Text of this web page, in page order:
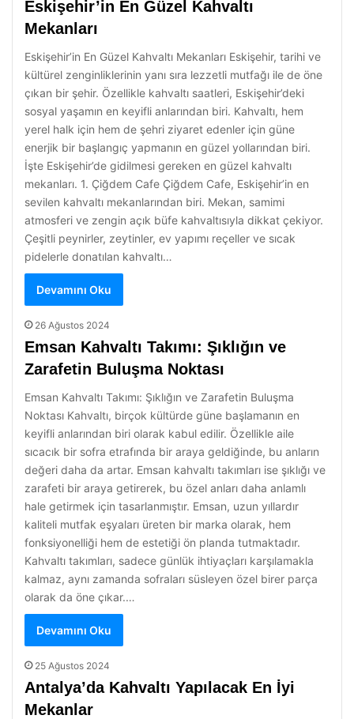
Eskişehir’in En Güzel Kahvaltı
Mekanları
Eskişehir’in En Güzel Kahvaltı Mekanları Eskişehir, tarihi ve
kültürel zenginliklerinin yanı sıra lezzetli mutfağı ile de öne
çıkan bir şehir. Özellikle kahvaltı saatleri, Eskişehir’deki
sosyal yaşamın en keyifli anlarından biri. Kahvaltı, hem
yerel halk için hem de şehri ziyaret edenler için güne
enerjik bir başlangıç yapmanın en güzel yollarından biri.
İşte Eskişehir’de gidilmesi gereken en güzel kahvaltı
mekanları. 1. Çiğdem Cafe Çiğdem Cafe, Eskişehir’in en
sevilen kahvaltı mekanlarından biri. Mekan, samimi
atmosferi ve zengin açık büfe kahvaltısıyla dikkat çekiyor.
Çeşitli peynirler, zeytinler, ev yapımı reçeller ve sıcak
pidelerle donatılan kahvaltı…
Devamını Oku
26 Ağustos 2024
Emsan Kahvaltı Takımı: Şıklığın ve
Zarafetin Buluşma Noktası
Emsan Kahvaltı Takımı: Şıklığın ve Zarafetin Buluşma
Noktası Kahvaltı, birçok kültürde güne başlamanın en
keyifli anlarından biri olarak kabul edilir. Özellikle aile
sıcacık bir sofra etrafında bir araya geldiğinde, bu anların
değeri daha da artar. Emsan kahvaltı takımları ise şıklığı ve
zarafeti bir araya getirerek, bu özel anları daha anlamlı
hale getirmek için tasarlanmıştır. Emsan, uzun yıllardır
kaliteli mutfak eşyaları üreten bir marka olarak, hem
fonksiyonelliği hem de estetiği ön planda tutmaktadır.
Kahvaltı takımları, sadece günlük ihtiyaçları karşılamakla
kalmaz, aynı zamanda sofraları süsleyen özel birer parça
olarak da öne çıkar.…
Devamını Oku
25 Ağustos 2024
Antalya’da Kahvaltı Yapılacak En İyi
Mekanlar